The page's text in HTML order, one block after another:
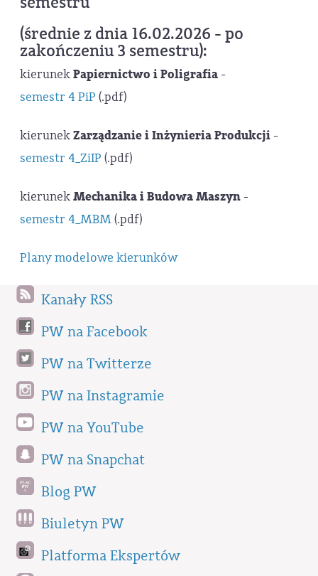
(średnie z dnia 16.02.2026 - po
zakończeniu 3 semestru):
kierunekPapiernictwo i Poligrafia -
semestr 4 PiP (.pdf)
kierunekZarządzanie i Inżynieria Produkcji -
semestr 4_ZiIP (.pdf)
kierunekMechanika i Budowa Maszyn -
semestr 4_MBM(.pdf)
Plany modelowe kierunków
Kanały RSS
PW na Facebook
PW na Twitterze
PW na Instagramie
PW na YouTube
PW na Snapchat
Blog PW
Biuletyn PW
Platforma Ekspertów